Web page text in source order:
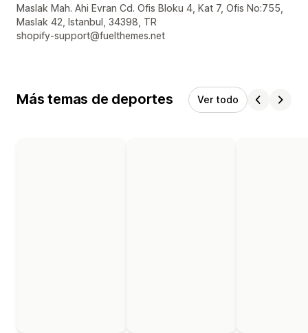
Detalles de contacto del diseñador
Maslak Mah. Ahi Evran Cd. Ofis Bloku 4, Kat 7, Ofis No:755,
Maslak 42, Istanbul, 34398, TR
shopify-support@fuelthemes.net
Más temas de deportes Ver todo